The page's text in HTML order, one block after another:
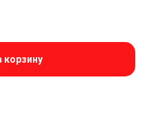
корзину